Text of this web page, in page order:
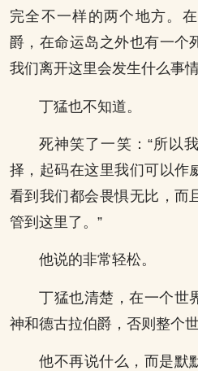
完全不一样的两个地方。
爵，在命运岛之外也有一个
我们离开这里会发生什么事
丁猛也不知道。
死神笑了一笑：“所以
择，起码在这里我们可以作
看到我们都会畏惧无比，而
管到这里了。”
他说的非常轻松。
丁猛也清楚，在一个世
神和德古拉伯爵，否则整个
他不再说什么，而是默